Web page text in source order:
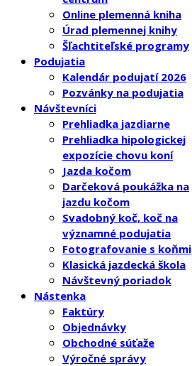
Online plemenná kniha
Úrad plemennej knihy
Šľachtiteľské programy
Podujatia
Kalendár podujatí 2026
Pozvánky na podujatia
Návštevníci
Prehliadka jazdiarne
Prehliadka hipologickej
expozície chovu koní
Jazda kočom
Darčeková poukážka na
jazdu kočom
Svadobný koč, koč na
významné podujatia
Fotografovanie s koňmi
Klasická jazdecká škola
Návštevný poriadok
Nástenka
Faktúry
Objednávky
Obchodné súťaže
Výročné správy